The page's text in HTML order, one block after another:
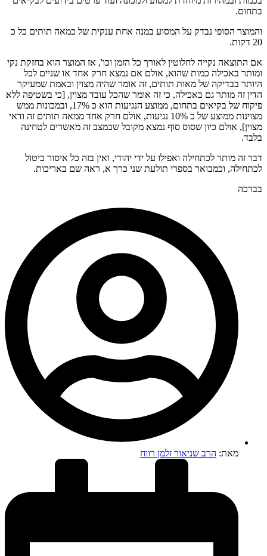
בתחום.
והמוצר הסופי נבדק על המסוע במנה אחת ענקית של כמאה תותים כל כ
20 דקות.
אם התוצאה נקייה לחלוטין לאורך כל הזמן וכו', אז המוצר הוא בחזקת נקי
ומותר באכילה כמות שהוא, אולם אם נמצא חרק אחד או שניים לכל
היותר בבדיקה של מאות תותים, זה אומר שהיה מצוין ובאמת שמעיקר
הדין זה מותר גם באכילה, כי זה אומר שהכל עובד מצוין, [כי בשטיפה ללא
פיקוח של בקיאים בתחום, ממוצע הנגיעות הוא כ 17%, ובמכונות ממש
מצוינות ממוצע של כ 10% נגיעות, אולם חרק אחד ממאה תותים זה ודאי
מצוין], אולם כיון שסוס סוף נמצא מקובל שבמצב זה מאשרים לטחינה
בלבד.
דבר זה מותר לכתחילה ואפילו על ידי יהודי, ואין בזה כל איסור ביטול
לכתחילה, וכמבואר בספרי תולעת שני כרך א, ראה שם באריכות.
בברכה
מאת: הרב שניאור זלמן רווח